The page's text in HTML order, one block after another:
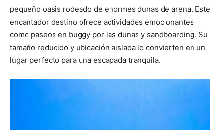
pequeño oasis rodeado de enormes dunas de arena. Este
encantador destino ofrece actividades emocionantes
como paseos en buggy por las dunas y sandboarding. Su
tamaño reducido y ubicación aislada lo convierten en un
lugar perfecto para una escapada tranquila.